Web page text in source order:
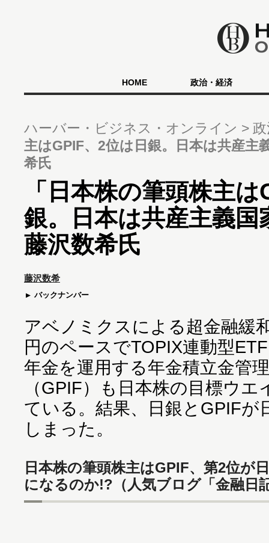
HOME 政治・経済
ハーバー・ビジネス・オンライン
主はGPIF、2位は日銀。日本は共産主
希氏
「日本株の筆頭株主
銀。日本は共産主義
藤沢数希氏
藤沢数希
バックナンバー
アベノミクスによる超金融緩
円のペースでTOPIX連動型
年金を運用する年金積立金管
（GPIF）も日本株の目標ウ
ている。結果、日銀とGPIFが
しまった。
日本株の筆頭株主はGPIF、第2位が
になるのか!?（人気ブログ「金融